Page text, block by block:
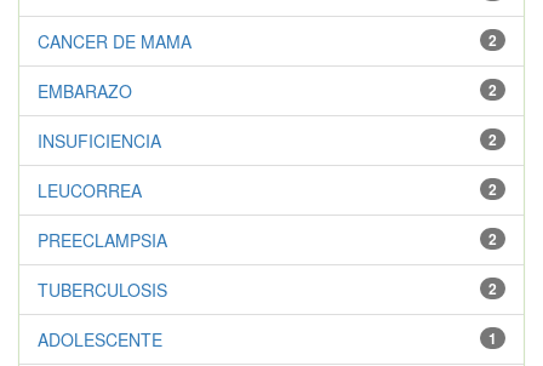
2
CANCER DE MAMA
2
EMBARAZO
2
INSUFICIENCIA
2
LEUCORREA
2
PREECLAMPSIA
2
TUBERCULOSIS
1
ADOLESCENTE